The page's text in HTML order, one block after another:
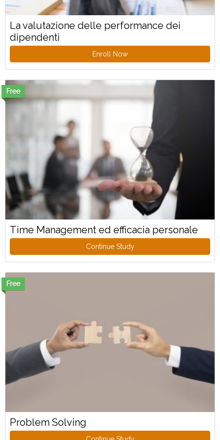
La valutazione delle performance dei
dipendenti
Enroll Now
Free
Time Management ed efficacia personale
Continue Study
Free
Problem Solving